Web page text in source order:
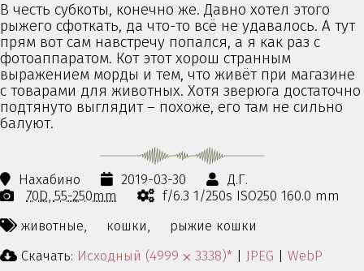
В честь субкоты, конечно же. Давно хотел этого
рыжего сфоткать, да что-то всё не удавалось. А тут
прям вот сам навстречу попался, а я как раз с
фотоаппаратом. Кот этот хорош странным
выражением морды и тем, что живёт при магазине
с товарами для животных. Хотя зверюга достаточно
подтянуто выглядит – похоже, его там не сильно
балуют.
Нахабино 2019-03-30
Д.Г.
70D 55-250mm
f/6.3 1/250s ISO250 160.0 mm
животные,
кошки,
рыжие кошки
Скачать: Исходный (4999 ⨉ 3338)* | JPEG | WebP